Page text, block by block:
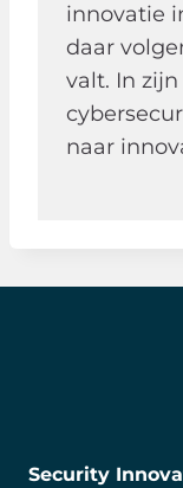
innovatie
daar
valt. In
naar
Security